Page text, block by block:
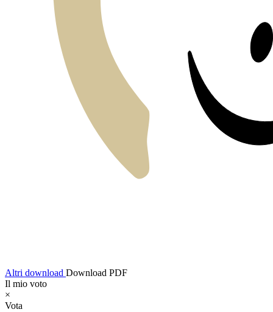
Altri download Download PDF
Il mio voto
×
Vota